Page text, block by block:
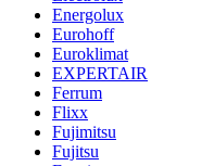
Energolux
Eurohoff
Euroklimat
EXPERTAIR
Ferrum
Flixx
Fujimitsu
Fujitsu